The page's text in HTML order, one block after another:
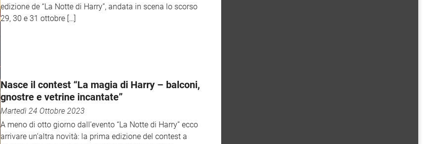
edizione de “La Notte di Harry”, andata in scena lo scorso
29, 30 e 31 ottobre […]
Nasce il contest “La magia di Harry – balconi,
gnostre e vetrine incantate”
Martedì 24 Ottobre 2023
A meno di otto giorno dall’evento “La Notte di Harry” ecco
arrivare un’altra novità: la prima edizione del contest a